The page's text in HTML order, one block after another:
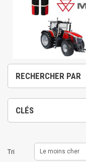
CLÉS
RECHERCHER PAR
Tri Le moins cher